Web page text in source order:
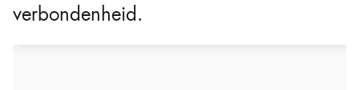
verbondenheid.